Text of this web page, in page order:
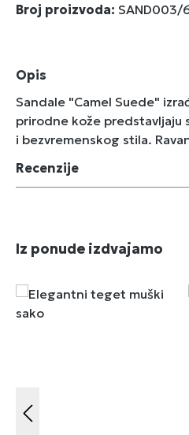
Broj proizvoda: SAND003/
Opis
Sandale "Camel Suede"
prirodne kože predstavljaju
i bezvremenskog stila.
Recenzije
Preskoči galeriju proizvoda
Iz ponude izdvajamo